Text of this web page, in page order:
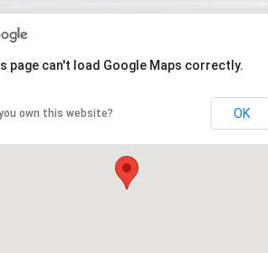
page can't load Google Maps correctly.
own this website? OK